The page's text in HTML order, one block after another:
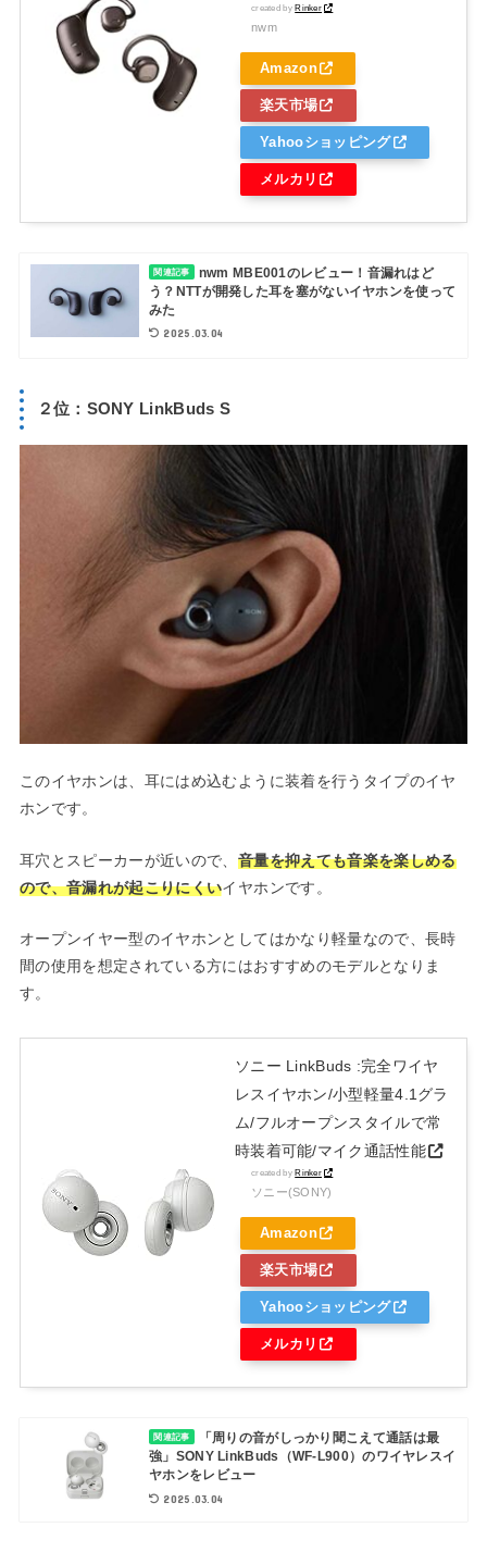
created byRinker
nwm
Amazon
楽天市場
Yahooショッピング
メルカリ
関連記事
nwm MBE001のレビュー！音漏れはど
う？NTTが開発した耳を塞がないイヤホンを使って
みた
2025.03.04
２位：SONY LinkBuds S
このイヤホンは、耳にはめ込むように装着を行うタイプのイヤ
ホンです。
耳穴とスピーカーが近いので、 音量を抑えても音楽を楽しめる
ので、音漏れが起こりにくいイヤホンです。
オープンイヤー型のイヤホンとしてはかなり軽量なので、長時
間の使用を想定されている方にはおすすめのモデルとなりま
す。
ソニー LinkBuds :完全ワイヤ
レスイヤホン/小型軽量4.1グラ
ム/フルオープンスタイルで常
時装着可能/マイク通話性能
created byRinker
ソニー(SONY)
Amazon
楽天市場
Yahooショッピング
メルカリ
関連記事
「周りの音がしっかり聞こえて通話は最
強」SONY LinkBuds（WF-L900）のワイヤレスイ
ヤホンをレビュー
2025.03.04